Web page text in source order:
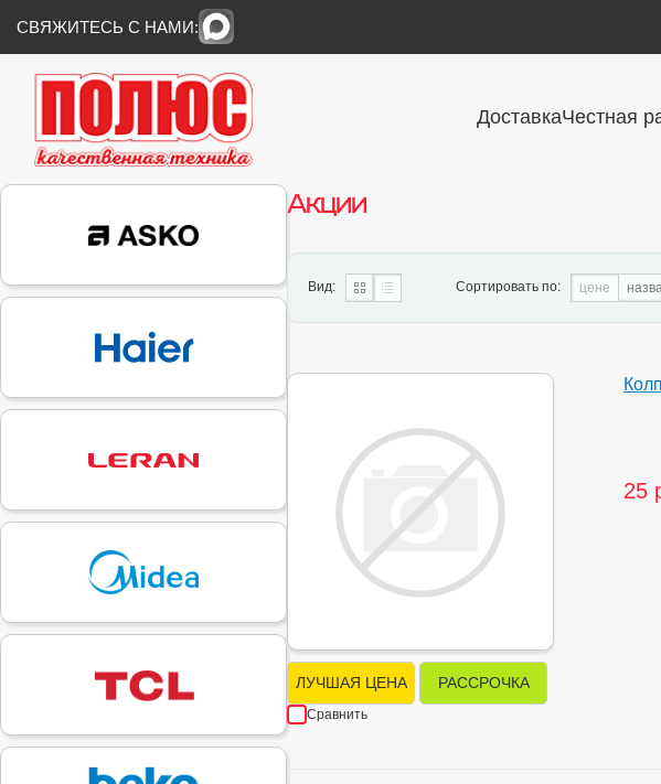
СВЯЖИТЕСЬ С НАМИ:
ДоставкаЧестная
Акции
Вид: Сортировать по: цене
ЛУЧШАЯ ЦЕНА РАССРОЧКА
25
Сравнить